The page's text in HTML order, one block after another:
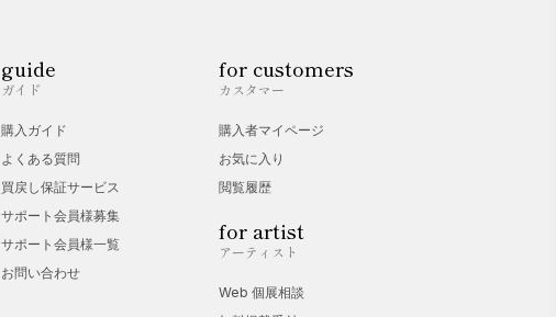
guide
ガイド
購入ガイド
よくある質問
買戻し保証サービス
サポート会員様募集
サポート会員様一覧
お問い合わせ
for customers
カスタマー
購入者マイページ
お気に入り
閲覧履歴
for artist
アーティスト
Web 個展相談